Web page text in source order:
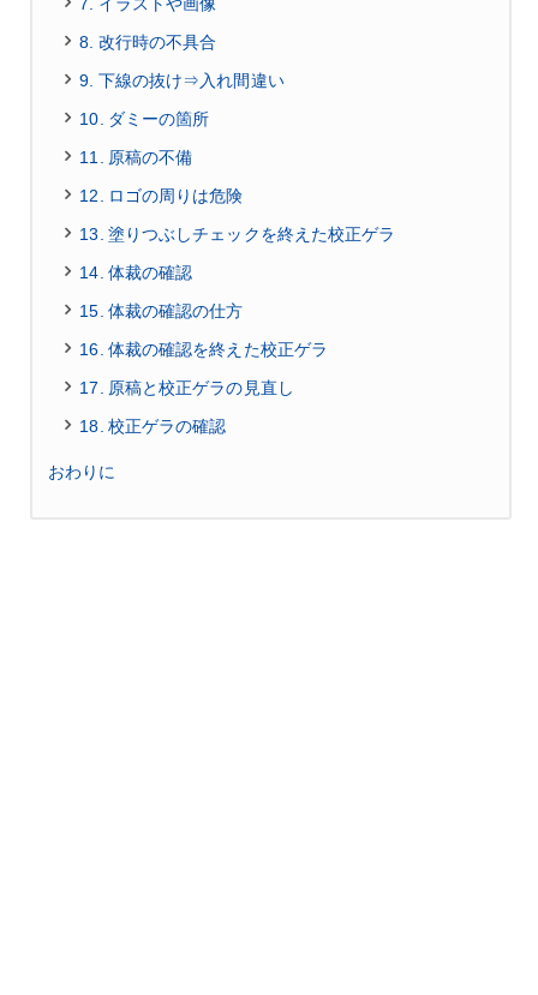
7. イラストや画像
8. 改行時の不具合
9. 下線の抜け⇒入れ間違い
10. ダミーの箇所
11. 原稿の不備
12. ロゴの周りは危険
13. 塗りつぶしチェックを終えた校正ゲラ
14. 体裁の確認
15. 体裁の確認の仕方
16. 体裁の確認を終えた校正ゲラ
17. 原稿と校正ゲラの見直し
18. 校正ゲラの確認
おわりに